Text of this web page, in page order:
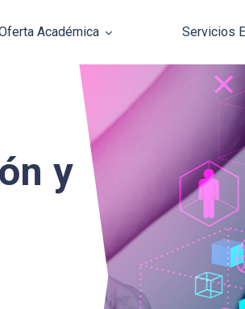
Pasar al contenido
Académica Servicios
y